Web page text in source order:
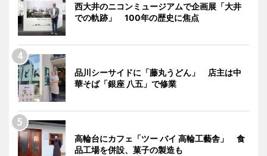
西大井のニコンミュージアムで企画展「大井
での軌跡」 100年の歴史に焦点
品川シーサイドに「藤丸うどん」 店主は中
華そば「銀座 八五」で修業
高輪台にカフェ「ツー バイ 高輪工藝舎」 食
品工場を併設、菓子の製造も